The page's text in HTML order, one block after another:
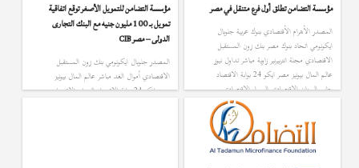
مؤسسة التضامن تطلق أول فرع متنقل في مصر
المصدر الأهرام الأقتصادي بنوك عربية جلوبال
ايكونومي اتحاد بنوك مصر بنك زون المستقبل
الاقتصادي مجلة انتربيرنير زاوية مباشر تداول نيوز
عالم المال بيونيز مصر ايكو 24 بوابة الاقتصاد
حابي الميزان الاقتصادي المسار الاقتصادي سي
نيوز تواصل 24 ايجي ايكونومي متناهي أرقام
الاقتصادي نيوز بروبرتي بلس بنوك اون لاين بنوك
واستثمار القاهرة 24 النبأ الأموال العالم …
مؤسسة التضامن للتمويل الأصغر توقع اتفاقية
تمويل بـ 100 مليون جنيه مع البنك التجارى
الدولى – مصر CIB
المصدر جلوبال ايكونومي بنك زون المستقبل
الاقتصادي أموال الغد مباشر عالم المال بيونيز
مصر ايكو 24 بوابة الاقتصاد الميزان الاقتصادي